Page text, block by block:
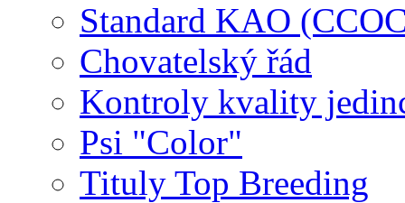
Standard KAO
Chovatelský řád
Kontroly kvality
Psi "Color"
Tituly Top Breeding